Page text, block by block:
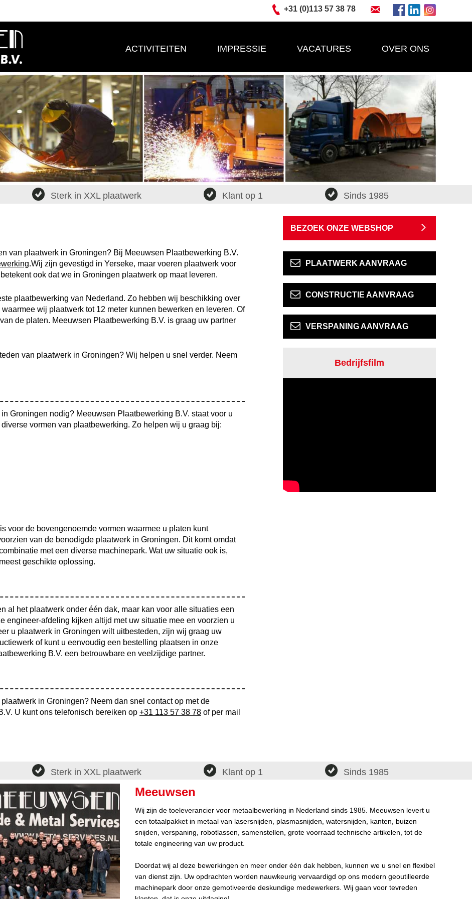
+31 (0)113 57 38 78
ACTIVITEITEN IMPRESSIE VACATURES OVER ONS
Sterk in XXL plaatwerk Klant op 1 Sinds 1985
van plaatwerk in Groningen? Bij Meeuwsen Plaatbewerking B.V.
.Wij zijn gevestigd in Yerseke, maar voeren plaatwerk voor
ook dat we in Groningen plaatwerk op maat leveren.
plaatbewerking van Nederland. Zo hebben wij beschikking over
wij plaatwerk tot 12 meter kunnen bewerken en leveren. Of
de platen. Meeuwsen Plaatbewerking B.V. is graag uw partner
van plaatwerk in Groningen? Wij helpen u snel verder. Neem
Groningen nodig? Meeuwsen Plaatbewerking B.V. staat voor u
vormen van plaatbewerking. Zo helpen wij u graag bij:
voor de bovengenoemde vormen waarmee u platen kunt
van de benodigde plaatwerk in Groningen. Dit komt omdat
met een diverse machinepark. Wat uw situatie ook is,
geschikte oplossing.
al het plaatwerk onder één dak, maar kan voor alle situaties een
engineer-afdeling kijken altijd met uw situatie mee en voorzien u
u plaatwerk in Groningen wilt uitbesteden, zijn wij graag uw
of kunt u eenvoudig een bestelling plaatsen in onze
B.V. een betrouwbare en veelzijdige partner.
in Groningen? Neem dan snel contact op met de
U kunt ons telefonisch bereiken op +31 113 57 38 78 of per mail
BEZOEK ONZE WEBSHOP
PLAATWERK AANVRAAG
CONSTRUCTIE AANVRAAG
VERSPANING AANVRAAG
Bedrijfsfilm
Sterk in XXL plaatwerk Klant op 1 Sinds 1985
Meeuwsen
Wij zijn de toeleverancier voor metaalbewerking in Nederland sinds 1985. Meeuwsen levert u
een totaalpakket in metaal van lasersnijden, plasmasnijden, watersnijden, kanten, buizen
snijden, verspaning, robotlassen, samenstellen, grote voorraad technische artikelen, tot de
totale engineering van uw product.
Doordat wij al deze bewerkingen en meer onder één dak hebben, kunnen we u snel en flexibel
van dienst zijn. Uw opdrachten worden nauwkeurig vervaardigd op ons modern geoutilleerde
machinepark door onze gemotiveerde deskundige medewerkers. Wij gaan voor tevreden